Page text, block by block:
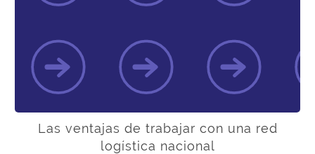
Las ventajas de trabajar con una red
logística nacional